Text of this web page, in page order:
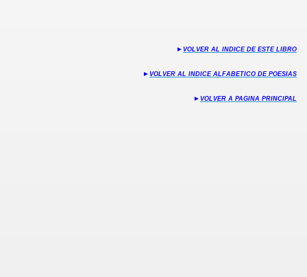
► VOLVER AL INDICE DE ESTE LIBRO
► VOLVER AL INDICE ALFABETICO DE POESIAS
► VOLVER A PAGINA PRINCIPAL